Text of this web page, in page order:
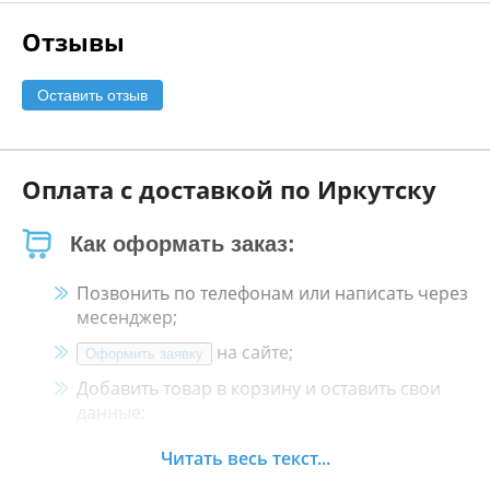
Отзывы
Оставить отзыв
Оплата с доставкой по Иркутску
Как оформать заказ:
Позвонить по телефонам или написать через
месенджер;
Оформить заявку
на сайте;
Добавить товар в корзину и оставить свои
данные;
Менеджер свяжется с Вами в течение 30
Читать весь текст...